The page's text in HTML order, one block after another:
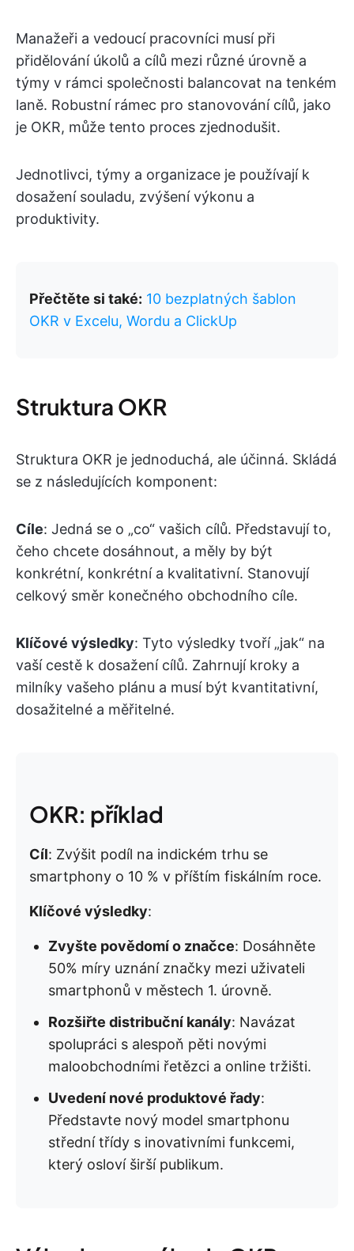
Manažeři a vedoucí pracovníci musí při
přidělování úkolů a cílů mezi různé úrovně a
týmy v rámci společnosti balancovat na tenkém
laně. Robustní rámec pro stanovování cílů, jako
je OKR, může tento proces zjednodušit.
Jednotlivci, týmy a organizace je používají k
dosažení souladu, zvýšení výkonu a
produktivity.
Přečtěte si také: 10 bezplatných šablon
OKR v Excelu, Wordu a ClickUp
Struktura OKR
Struktura OKR je jednoduchá, ale účinná. Skládá
se z následujících komponent:
Cíle: Jedná se o „co“ vašich cílů. Představují to,
čeho chcete dosáhnout, a měly by být
konkrétní, konkrétní a kvalitativní. Stanovují
celkový směr konečného obchodního cíle.
Klíčové výsledky: Tyto výsledky tvoří „jak“ na
vaší cestě k dosažení cílů. Zahrnují kroky a
milníky vašeho plánu a musí být kvantitativní,
dosažitelné a měřitelné.
OKR: příklad
Cíl: Zvýšit podíl na indickém trhu se
smartphony o 10 % v příštím fiskálním roce.
Klíčové výsledky:
Zvyšte povědomí o značce: Dosáhněte
50% míry uznání značky mezi uživateli
smartphonů v městech 1. úrovně.
Rozšiřte distribuční kanály: Navázat
spolupráci s alespoň pěti novými
maloobchodními řetězci a online tržišti.
Uvedení nové produktové řady:
Představte nový model smartphonu
střední třídy s inovativními funkcemi,
který osloví širší publikum.